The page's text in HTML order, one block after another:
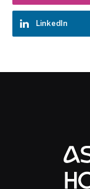
LinkedIn